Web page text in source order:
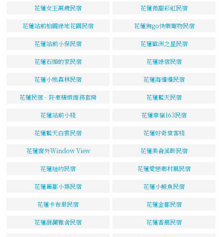
花蓮女王萬歲民宿 花蓮微甜彩虹民宿
花蓮站前柏園綠地花園民宿 花蓮狗go快樂寵物民宿
花蓮站前小保民宿 花蓮歐洲之星民宿
花蓮石頭的家民宿 花蓮綠宿民宿
花蓮小熊森林民宿 花蓮海邊邊民宿
花蓮民宿．阡豪精緻商務套房 花蓮藍天民宿
花蓮站前小棧 花蓮幸福163民宿
花蓮藍天白雲民宿 花蓮好奇堂客棧
花蓮窗外Window View 花蓮美侖溪畔民宿
花蓮紐約民宿 花蓮愛戀鄉村風民宿
花蓮麗都小築民宿 花蓮小鯨魚民宿
花蓮卡布里民宿 花蓮金都民宿
花蓮洄瀾雅舍民宿 花蓮香風民宿